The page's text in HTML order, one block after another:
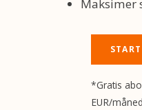
Maksimer
*Gratis
EUR/